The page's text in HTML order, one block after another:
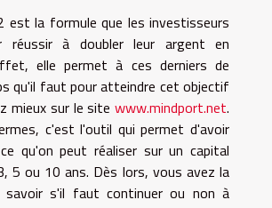
est la formule que les investisseurs
réussir à doubler leur argent en
elle permet à ces derniers de
qu'il faut pour atteindre cet objectif
mieux sur le site www.mindport.net.
c'est l'outil qui permet d'avoir
qu'on peut réaliser sur un capital
5 ou 10 ans. Dès lors, vous avez la
savoir s'il faut continuer ou non à